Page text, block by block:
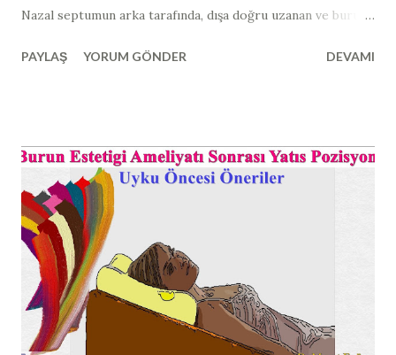
Nazal septumun arka tarafında, dışa doğru uzanan ve burun
spur formasyonu" ismi verilmektedir. Auynı anlamda olan
yapılarda, sadede burun hava yolunda daralma ortaya
çıkmaz; beraberinde bu dikensi çıkıntıların burun etleri ile
teması sonucunda migren ve gerilim ağrıları ile karışabilen
baş ağrıları ortaya çıkabilmektedir. Kemik Spur Formasyonu
Tanısı Nasıl Konulur? Kemik spur tanısı, burun içi
endoskopik muayene ile ya da çekilen paranazal sinus
tomografilerinde kemik spur formasyonunun görülmesi ile
konulabilir. Çoğunlukla, spur burun boşlu...
PAYLAŞ YORUM GÖNDER DEVAMI